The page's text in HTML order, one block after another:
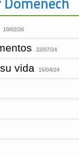
10/02/26
22/07/24
vida 15/04/24